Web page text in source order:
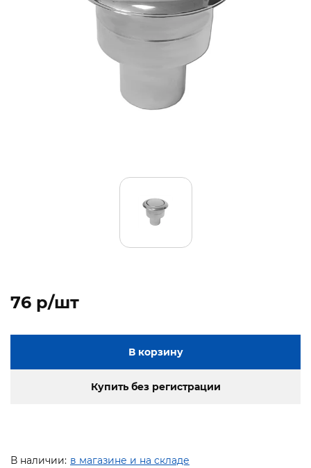
76 p/шт
В корзину
Купить без регистрации
В наличии: в магазине и на складе